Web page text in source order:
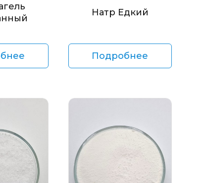
Натр Едкий
Подробнее